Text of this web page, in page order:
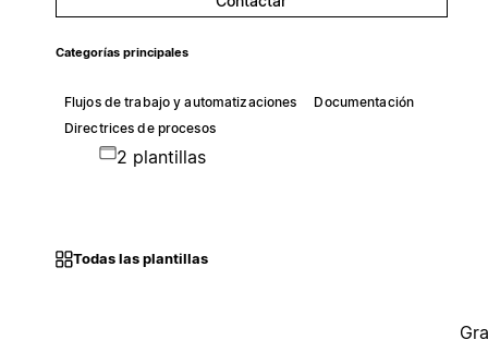
Categorías principales
Flujos de trabajo y automatizaciones
Documentación
Directrices de procesos
2 plantillas
Todas las plantillas